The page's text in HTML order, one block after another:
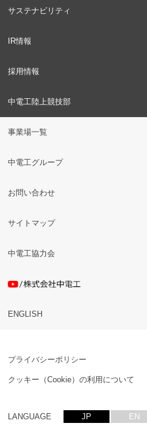
サステナビリティ
IR情報
採用情報
中電工陸上競技部
事業場一覧
中電工グループ
お問い合わせ
サイトマップ
中電工協力会
ENGLISH
プライバシーポリシー
クッキー（Cookie）の利用について
LANGUAGE JP EN